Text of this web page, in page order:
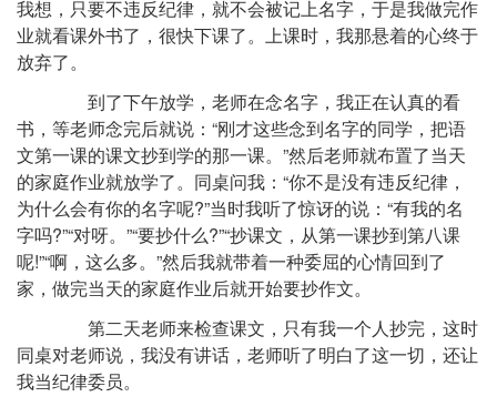
我想，只要不违反纪律，就不会被记上名字，于是我做完作
业就看课外书了，很快下课了。上课时，我那悬着的心终于
放弃了。
到了下午放学，老师在念名字，我正在认真的看
书，等老师念完后就说：“刚才这些念到名字的同学，把语
文第一课的课文抄到学的那一课。”然后老师就布置了当天
的家庭作业就放学了。同桌问我：“你不是没有违反纪律，
为什么会有你的名字呢?”当时我听了惊讶的说：“有我的名
字吗?”“对呀。”“要抄什么?”“抄课文，从第一课抄到第八课
呢!”“啊，这么多。”然后我就带着一种委屈的心情回到了
家，做完当天的家庭作业后就开始要抄作文。
第二天老师来检查课文，只有我一个人抄完，这时
同桌对老师说，我没有讲话，老师听了明白了这一切，还让
我当纪律委员。